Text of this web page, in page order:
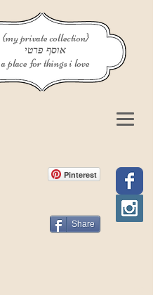
{my private collection}
אוסף פרטי
a place for things i love
Pinterest
Share